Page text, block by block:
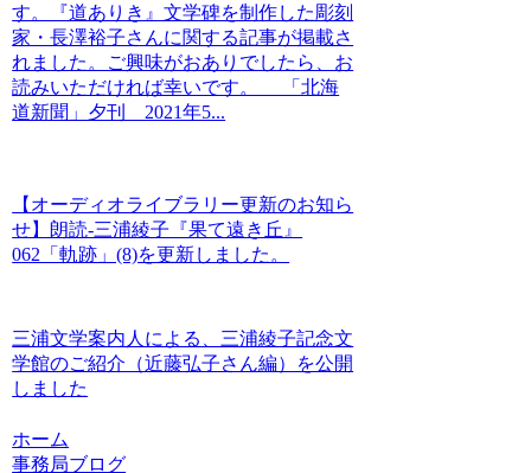
す。『道ありき』文学碑を制作した彫刻
家・長澤裕子さんに関する記事が掲載さ
れました。ご興味がおありでしたら、お
読みいただければ幸いです。 「北海
道新聞」夕刊 2021年5...
【オーディオライブラリー更新のお知ら
せ】朗読-三浦綾子『果て遠き丘』
062「軌跡」(8)を更新しました。
三浦文学案内人による、三浦綾子記念文
学館のご紹介（近藤弘子さん編）を公開
しました
ホーム
事務局ブログ